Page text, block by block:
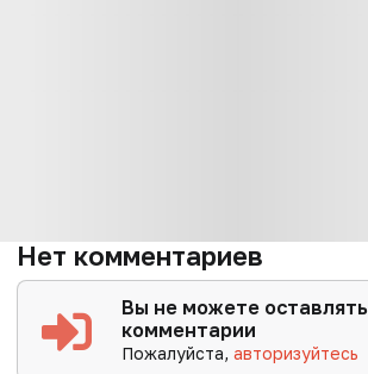
Нет комментариев
Вы не можете оставлять
комментарии
Пожалуйста,авторизуйтесь